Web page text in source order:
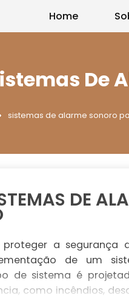
Home
De
sistemas de alarme sonoro
DE
a segurança
de um
de sistema é
como incêndios,